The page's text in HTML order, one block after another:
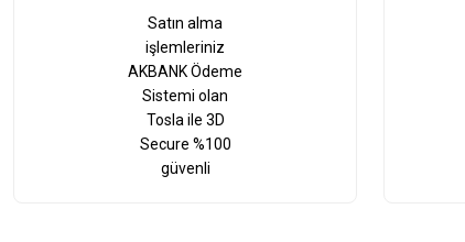
Satın alma
işlemleriniz
AKBANK Ödeme
Sistemi olan
Tosla ile 3D
Secure %100
güvenli